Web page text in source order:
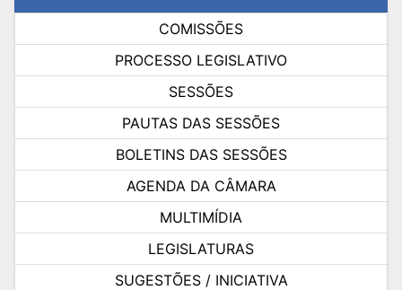
COMISSÕES
PROCESSO LEGISLATIVO
SESSÕES
PAUTAS DAS SESSÕES
BOLETINS DAS SESSÕES
AGENDA DA CÂMARA
MULTIMÍDIA
LEGISLATURAS
SUGESTÕES / INICIATIVA